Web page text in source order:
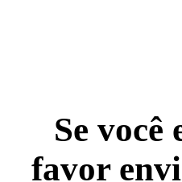
Se você
favor